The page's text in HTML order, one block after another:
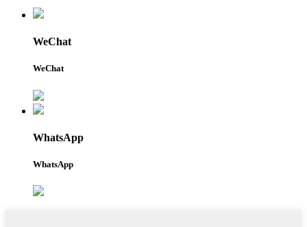
WeChat
WeChat
WhatsApp
WhatsApp